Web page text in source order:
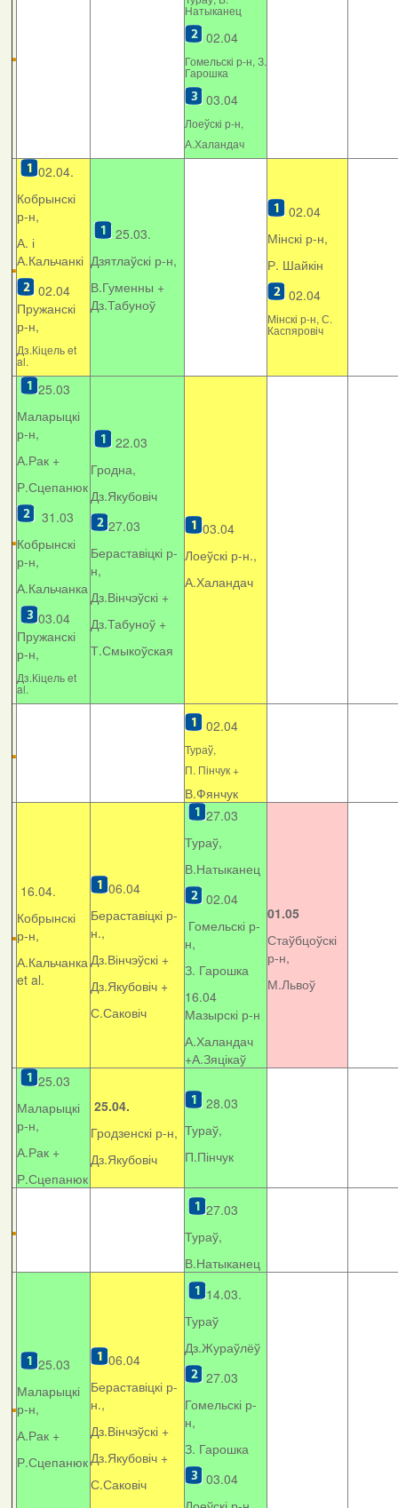
Натыканец
02.04
Гомельскі р-н, З.
Гарошка
03.04
Лоеўскі р-н,
А.Халандач
02.04.
Кобрынскі
р-н,
А. і
А.Кальчанкі
02.04
Пружанскі
р-н,
Дз.Кіцель et
al.
25.03.
Дзятлаўскі р-н,
В.Гуменны +
Дз.Табуноў
02.04
Мінскі р-н,
Р. Шайкін
02.04
Мінскі р-н, С.
Каспяровіч
25.03
Маларыцкі
р-н,
А.Рак +
Р.Сцепанюк
31.03
Кобрынскі
р-н,
А.Кальчанка
03.04
Пружанскі
р-н,
Дз.Кіцель et
al.
22.03
Гродна,
Дз.Якубовіч
27.03
Бераставіцкі р-
н,
Дз.Вінчэўскі +
Дз.Табуноў +
Т.Смыкоўская
03.04
Лоеўскі р-н.,
А.Халандач
02.04
Тураў,
П. Пінчук +
В.Фянчук
16.04.
Кобрынскі
р-н,
А.Кальчанка
et al.
06.04
Бераставіцкі р-
н.,
Дз.Вінчэўскі +
Дз.Якубовіч +
С.Саковіч
27.03
Тураў,
В.Натыканец
02.04
Гомельскі р-
н,
З. Гарошка
16.04
Мазырскі р-н
А.Халандач
+А.Зяцікаў
01.05
Стаўбцоўскі
р-н,
М.Львоў
25.03
Маларыцкі
р-н,
А.Рак +
Р.Сцепанюк
25.04.
Гродзенскі р-н,
Дз.Якубовіч
28.03
Тураў,
П.Пінчук
27.03
Тураў,
В.Натыканец
25.03
Маларыцкі
р-н,
А.Рак +
Р.Сцепанюк
06.04
Бераставіцкі р-
н.,
Дз.Вінчэўскі +
Дз.Якубовіч +
С.Саковіч
14.03.
Тураў
Дз.Жураўлёў
27.03
Гомельскі р-
н,
З. Гарошка
03.04